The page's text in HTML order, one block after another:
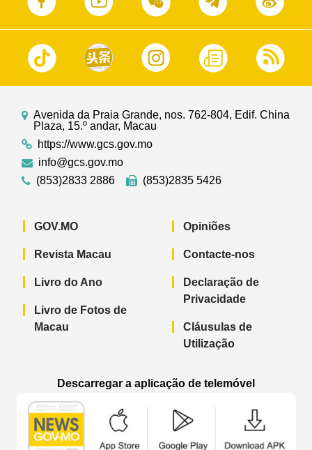
Avenida da Praia Grande, nos. 762-804, Edif. China
Plaza, 15.º andar, Macau
https://www.gcs.gov.mo
info@gcs.gov.mo
(853)2833 2886
(853)2835 5426
GOV.MO
Revista Macau
Livro do Ano
Livro de Fotos de
Macau
Opiniões
Contacte-nos
Declaração de
Privacidade
Cláusulas de
Utilização
Descarregar a aplicação de telemóvel